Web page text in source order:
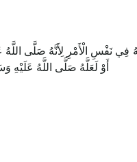
أَوْ لَعَلَّهُ صَلَّى اللَّهُ